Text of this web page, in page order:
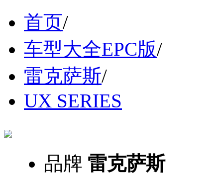
首页/
车型大全EPC版/
雷克萨斯/
UX SERIES
品牌 雷克萨斯